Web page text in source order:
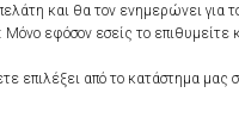
και θα τον ενημερώνει για
εφόσον εσείς το επιθυμείτε
επιλέξει από το κατάστημα μας